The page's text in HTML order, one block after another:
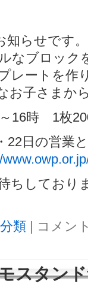
知らせです。
なブロック
レートを作
お子さまか
16時 1枚
22日の営業
ちしており
類 コメン
スタン